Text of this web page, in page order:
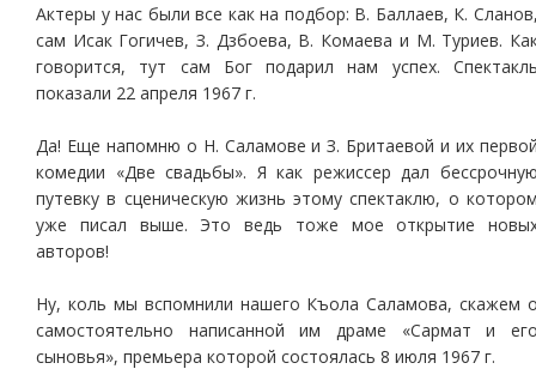
Актеры у нас были все как на подбор: В. Баллаев, К.
сам Исак Гогичев, З. Дзбоева, В. Комаева и М. Туриев.
говорится, тут сам Бог подарил нам успех.
показали 22 апреля 1967 г.
Да! Еще напомню о Н. Саламове и З. Бритаевой и их
комедии «Две свадьбы». Я как режиссер дал
путевку в сценическую жизнь этому спектаклю, о
уже писал выше. Это ведь тоже мое открытие
авторов!
Ну, коль мы вспомнили нашего Къола Саламова, скажем
самостоятельно написанной им драме «Сармат и
сыновья», премьера которой состоялась 8 июля 1967 г.